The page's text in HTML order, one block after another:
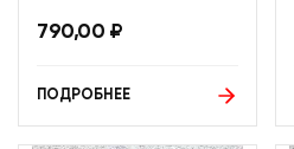
790,00 ₽
ПОДРОБНЕЕ